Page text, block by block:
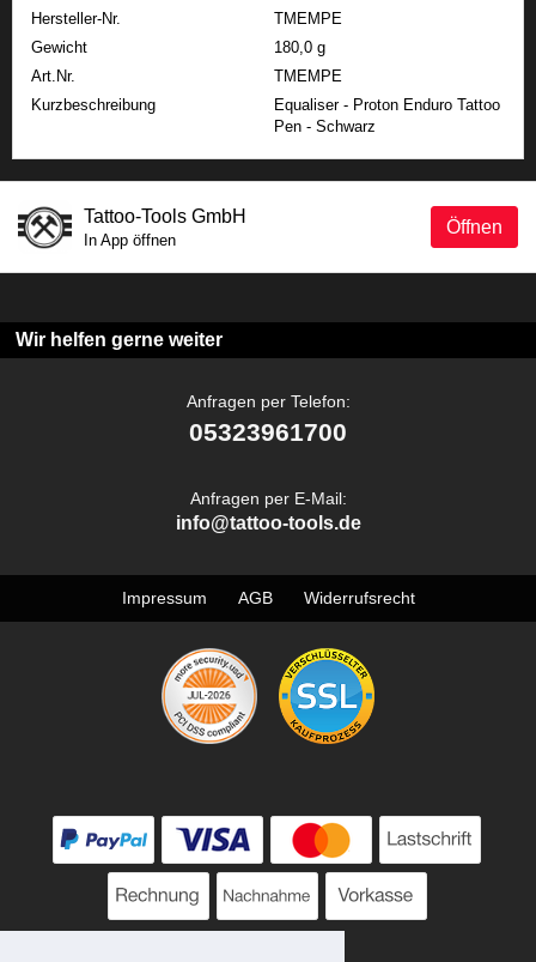
Hersteller-Nr.
TMEMPE
Gewicht
180,0 g
Art.Nr.
TMEMPE
Kurzbeschreibung
Equaliser - Proton Enduro Tattoo
Pen - Schwarz
Öffnen
Tattoo-Tools GmbH
In App öffnen
Wir helfen gerne weiter
Anfragen per Telefon:
05323961700
Anfragen per E-Mail:
info@tattoo-tools.de
Impressum AGB Widerrufsrecht